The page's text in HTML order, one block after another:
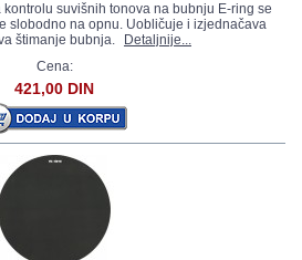
kontrolu suvišnih tonova na bubnju E-ring se
slobodno na opnu. Uobličuje i izjednačava
štimanje bubnja.
Detaljnije...
Cena:
421,00 DIN